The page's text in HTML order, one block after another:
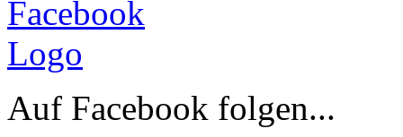
Auf Facebook folgen...